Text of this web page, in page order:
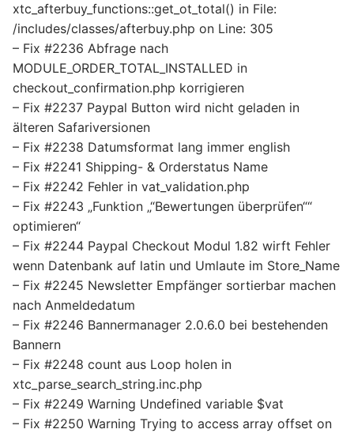
xtc_afterbuy_functions::get_ot_total() in File:
/includes/classes/afterbuy.php on Line: 305
– Fix #2236 Abfrage nach
MODULE_ORDER_TOTAL_INSTALLED in
checkout_confirmation.php korrigieren
– Fix #2237 Paypal Button wird nicht geladen in
älteren Safariversionen
– Fix #2238 Datumsformat lang immer english
– Fix #2241 Shipping- & Orderstatus Name
– Fix #2242 Fehler in vat_validation.php
– Fix #2243 „Funktion „“Bewertungen überprüfen““
optimieren“
– Fix #2244 Paypal Checkout Modul 1.82 wirft Fehler
wenn Datenbank auf latin und Umlaute im Store_Name
– Fix #2245 Newsletter Empfänger sortierbar machen
nach Anmeldedatum
– Fix #2246 Bannermanager 2.0.6.0 bei bestehenden
Bannern
– Fix #2248 count aus Loop holen in
xtc_parse_search_string.inc.php
– Fix #2249 Warning Undefined variable $vat
– Fix #2250 Warning Trying to access array offset on